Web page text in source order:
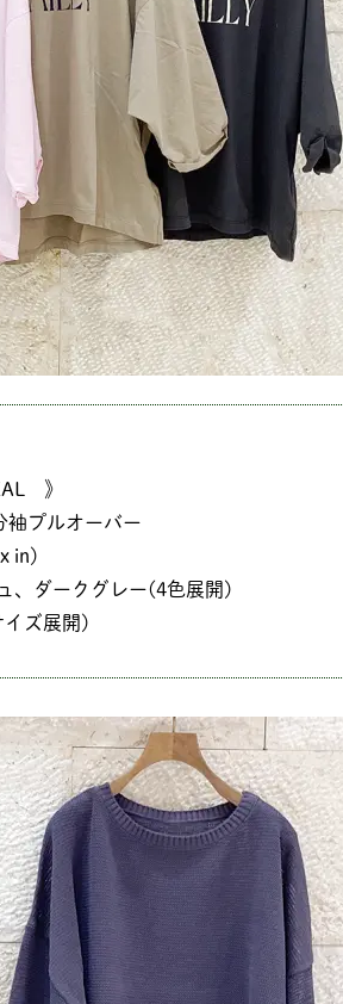
》
袖プルオーバー
in)
、ダークグレー(4色展開)
イズ展開)